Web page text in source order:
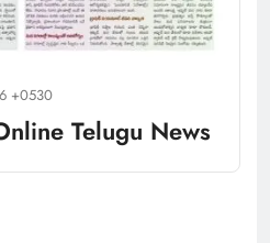
+0530
Telugu News